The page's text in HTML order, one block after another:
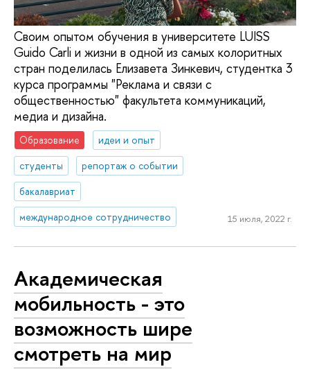
Своим опытом обучения в университете LUISS
Guido Carli и жизни в одной из самых колоритных
стран поделилась Елизавета Зинкевич, студентка 3
курса программы "Реклама и связи с
общественностью" факультета коммуникаций,
медиа и дизайна.
Образование
идеи и опыт
студенты
репортаж о событии
бакалавриат
международное сотрудничество
15 июля, 2022 г.
Академическая
мобильность - это
возможность шире
смотреть на мир